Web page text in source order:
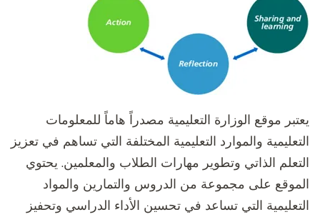
يعتبر موقع الوزارة التعليمية مصدراً هاماً للمعلومات
التعليمية والموارد التعليمية المختلفة التي تساهم في تعزيز
التعلم الذاتي وتطوير مهارات الطلاب والمعلمين. يحتوي
الموقع على مجموعة من الدروس والتمارين والمواد
التعليمية التي تساعد في تحسين الأداء الدراسي وتحفيز